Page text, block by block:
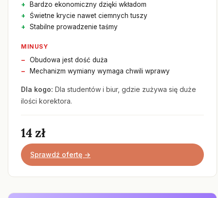
Bardzo ekonomiczny dzięki wkładom
Świetne krycie nawet ciemnych tuszy
Stabilne prowadzenie taśmy
MINUSY
Obudowa jest dość duża
Mechanizm wymiany wymaga chwili wprawy
Dla kogo: Dla studentów i biur, gdzie zużywa się duże
ilości korektora.
14 zł
Sprawdź ofertę →